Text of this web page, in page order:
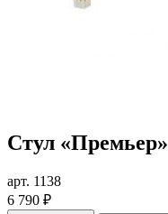
Стул «Премьер»
арт. 1138
6 790 ₽